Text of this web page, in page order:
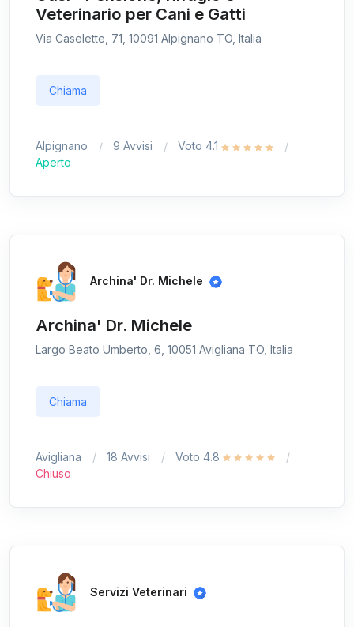
Veterinario per Cani e Gatti
Via Caselette, 71, 10091 Alpignano TO, Italia
Chiama
Alpignano 9 Avvisi
Voto 4.1
Aperto
Archina' Dr. Michele
Archina' Dr. Michele
Largo Beato Umberto, 6, 10051 Avigliana TO, Italia
Chiama
Avigliana 18 Avvisi
Voto 4.8
Chiuso
Servizi Veterinari